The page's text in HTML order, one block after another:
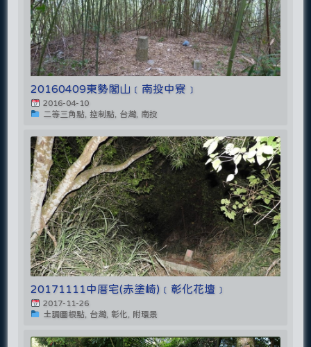
20160409東勢閣山﹝南投中寮﹞
2016-04-10
二等三角點, 控制點, 台灣, 南投
20171111中厝宅(赤塗崎)﹝彰化花壇﹞
2017-11-26
土調圖根點, 台灣, 彰化, 附環景